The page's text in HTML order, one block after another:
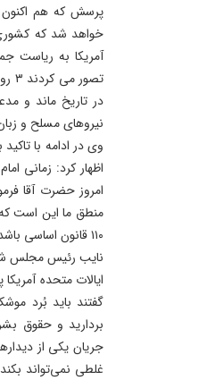
پرسش که هم اکنون
خواهد شد که کشوری
آمریکا به ریاست
در تاریخ ماند و
نیروهای مسلح و
وی در ادامه با
اظهار کرد: زمانی
امروز حضرت آقا
۱۱۰ قانون اساسی باشد که از اختیارات ایشان به عنوان ولی فقیه است.
ایالات متحده
گفتند باید بُرد
بردارید و حقوق
جریان یکی از